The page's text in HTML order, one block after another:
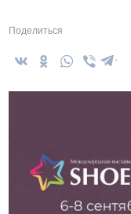
Поделиться